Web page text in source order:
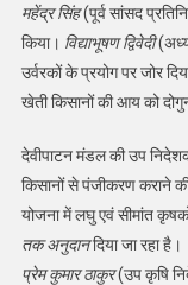
महेंद्र सिंह(पूर्व सांसद
किया। विद्याभूषण द्विवेदी
उर्वरकों के प्रयोग पर जोर
खेती किसानों की आय को
देवीपाटन मंडल की उप
किसानों से पंजीकरण कराने
योजना में लघु एवं सीमांत
तक अनुदानदिया जा रहा है।
प्रेम कुमार ठाकुर(उप कृषि